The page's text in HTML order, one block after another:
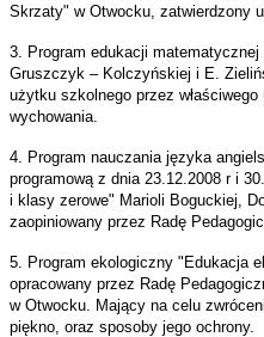
Skrzaty" w Otwocku, zatwierdzony
3. Program edukacji matematycznej
Gruszczyk – Kolczyńskiej i E.
użytku szkolnego przez
wychowania.
4. Program nauczania języka
programową z dnia 23.12.2008 r i
i klasy zerowe" Marioli Boguckiej,
zaopiniowany przez Radę
5. Program ekologiczny "Edukacja
opracowany przez Radę
w Otwocku. Mający na celu
piękno, oraz sposoby jego ochrony.